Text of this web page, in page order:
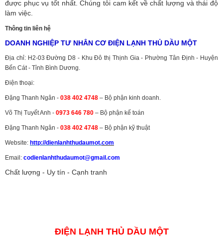
được phục vụ tốt nhất. Chúng tôi cam kết về chất lượng và thái độ
làm việc.
Thông tin liên hệ
DOANH NGHIỆP TƯ NHÂN CƠ ĐIỆN LẠNH THỦ DẦU MỘT
Địa chỉ: H2-03 Đường D8 - Khu Đô thị Thịnh Gia - Phường Tân Định - Huyện
Bến Cát - Tỉnh Bình Dương.
Điện thoại:
Đặng Thanh Ngân - 038 402 4748 – Bộ phận kinh doanh.
Võ Thị Tuyết Anh - 0973 646 780 – Bộ phận kế toán
Đặng Thanh Ngân - 038 402 4748 – Bộ phận kỹ thuật
Website: http://dienlanhthudaumot.com
Email: codienlanhthudaumot@gmail.com
Chất lượng - Uy tín - Cạnh tranh
ĐIỆN LẠNH THỦ DẦU MỘT